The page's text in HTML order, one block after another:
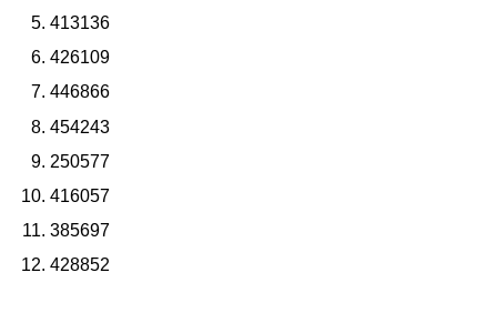
413136
426109
446866
454243
250577
416057
385697
428852